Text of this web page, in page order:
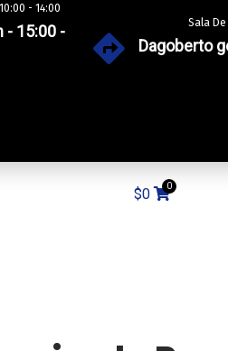
- 14:00
- 15:00 -
Sala
Dagoberto
$0